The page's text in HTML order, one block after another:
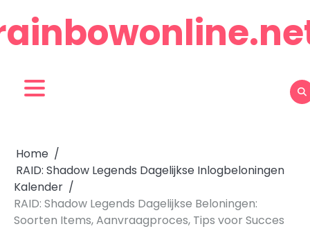
to
content
Home
RAID: Shadow Legends Dagelijkse Inlogbeloningen
Kalender
RAID: Shadow Legends Dagelijkse Beloningen:
Soorten Items, Aanvraagproces, Tips voor Succes